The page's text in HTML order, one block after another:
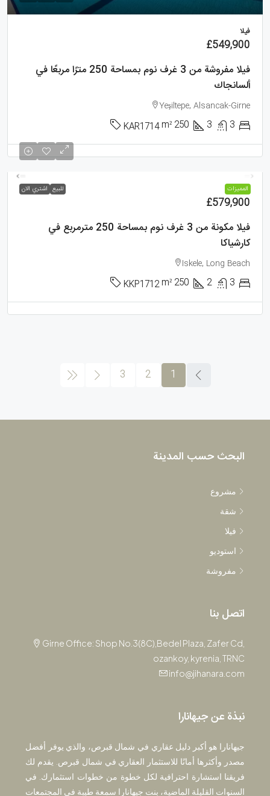
فيلا
£549,900
فيلا مفروشة من 3 غرف نوم بمساحة 250 مترًا مربعًا في
ألسانجاك
Yeşiltepe, Alsancak-Girne
3
3
250
m²
KAR1714
الممیزات للبيع اشتري الان فيلا
£579,900
فيلا مكونة من 3 غرف نوم بمساحة 250 مترمربع في
كارشياكا
Iskele, Long Beach
3
2
250
m²
KKP1712
1
2
3
البحث حسب المدينة
مشروع
شقة
فيلا
استوديو
مفروشة
اتصل بنا
Girne Office: Shop No.3(8C),Bedel Plaza, Zafer Cd,
ozankoy, kyrenia, TRNC
info@jihanara.com
نبذة عن جيهانارا
جيهانارا هو أكبر دليل عقاري في شمال قبرص، والذي يوفر أفضل
مصدر وأكثرها أمانًا للاستثمار العقاري في شمال قبرص. يقدم لك
فريقنا استشارة احترافية لكل خطوة من خطوات استثمارك. في
السنوات القليلة الماضية، بنت جيهانارا سمعة طيبة في المجتمعات